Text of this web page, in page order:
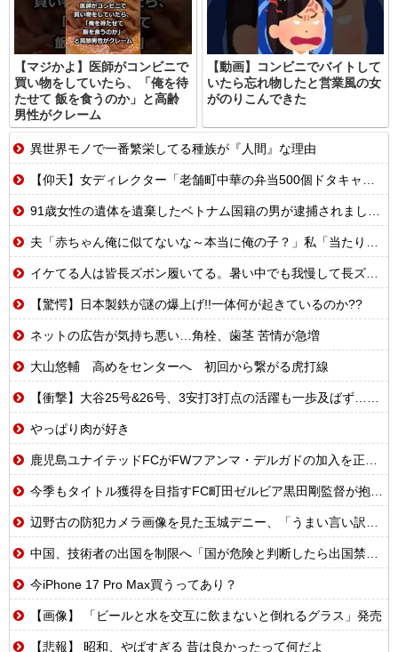
【マジかよ】医師がコンビニで
買い物をしていたら、「俺を待
たせて 飯を食うのか」と高齢
男性がクレーム
【動画】コンビニでバイトして
いたら忘れ物したと営業風の女
がのりこんできた
異世界モノで一番繁栄してる種族が『人間』な理由
【仰天】女ディレクター「老舗町中華の弁当500個ドタキャンw賠償ルールないから無罪でーすw」→常連の俺が電話一本で「全員招集」した結果、店前に高級車の列がw
91歳女性の遺体を遺棄したベトナム国籍の男が逮捕されました #移民 #外国人
夫「赤ちゃん俺に似てないな～本当に俺の子？」私「当たり前じゃん！」義両親「アンタが赤ちゃんの頃にそっくりよ」夫「うーん…」←私の理解や寛容な心が足りないのでしょうか？
イケてる人は皆長ズボン履いてる。暑い中でも我慢して長ズボン履いてる。半ズボンはモテ無い。厳しいって
【驚愕】日本製鉄が謎の爆上げ!!一体何が起きているのか??
ネットの広告が気持ち悪い…角栓、歯茎 苦情が急増
大山悠輔 高めをセンターへ 初回から繋がる虎打線
【衝撃】大谷25号&26号、3安打3打点の活躍も一歩及ばず…それでも希望を見出すLADファン反応集 MLB2026シーズン 8.
やっぱり肉が好き
鹿児島ユナイテッドFCがFWフアンマ・デルガドの加入を正式発表 「皆さんに最高の喜びを届けられるよう頑張ります！」
今季もタイトル獲得を目指すFC町田ゼルビア黒田剛監督が抱負を語る
辺野古の防犯カメラ画像を見た玉城デニー、「うまい言い訳が思いつかなかったからそれかよ」と有権者を呆れさせるコメントを……
中国、技術者の出国を制限へ「国が危険と判断したら出国禁止」
今iPhone 17 Pro Max買うってあり？
【画像】 「ビールと水を交互に飲まないと倒れるグラス」発売
【悲報】 昭和、やばすぎる 昔は良かったって何だよ